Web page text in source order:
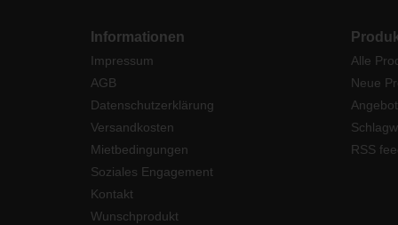
Informationen
Impressum
AGB
Datenschutzerklärung
Versandkosten
Mietbedingungen
Soziales Engagement
Kontakt
Wunschprodukt
Alle
Neue
RSS